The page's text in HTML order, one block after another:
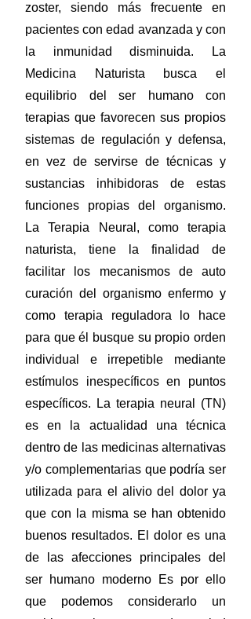
zoster, siendo más frecuente en
pacientes con edad avanzada y con
la inmunidad disminuida. La
Medicina Naturista busca el
equilibrio del ser humano con
terapias que favorecen sus propios
sistemas de regulación y defensa,
en vez de servirse de técnicas y
sustancias inhibidoras de estas
funciones propias del organismo.
La Terapia Neural, como terapia
naturista, tiene la finalidad de
facilitar los mecanismos de auto
curación del organismo enfermo y
como terapia reguladora lo hace
para que él busque su propio orden
individual e irrepetible mediante
estímulos inespecíficos en puntos
específicos. La terapia neural (TN)
es en la actualidad una técnica
dentro de las medicinas alternativas
y/o complementarias que podría ser
utilizada para el alivio del dolor ya
que con la misma se han obtenido
buenos resultados. El dolor es una
de las afecciones principales del
ser humano moderno Es por ello
que podemos considerarlo un